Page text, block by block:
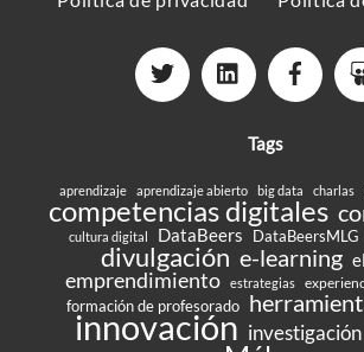
Tags
aprendizaje aprendizaje abierto big data charlas
competencias digitales
cultura digital DataBeers DataBeersMLG
divulgación e-learning
emprendimiento estrategias
formación de profesorado
innovación investigación